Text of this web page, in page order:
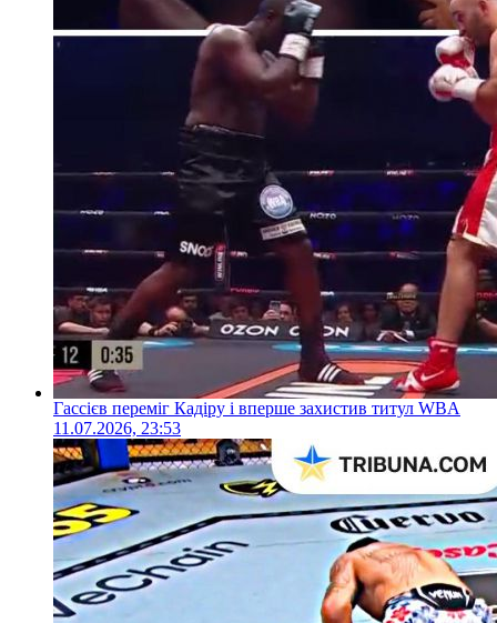
Гассієв переміг Кадіру і вперше захистив титул WBA
11.07.2026, 23:53